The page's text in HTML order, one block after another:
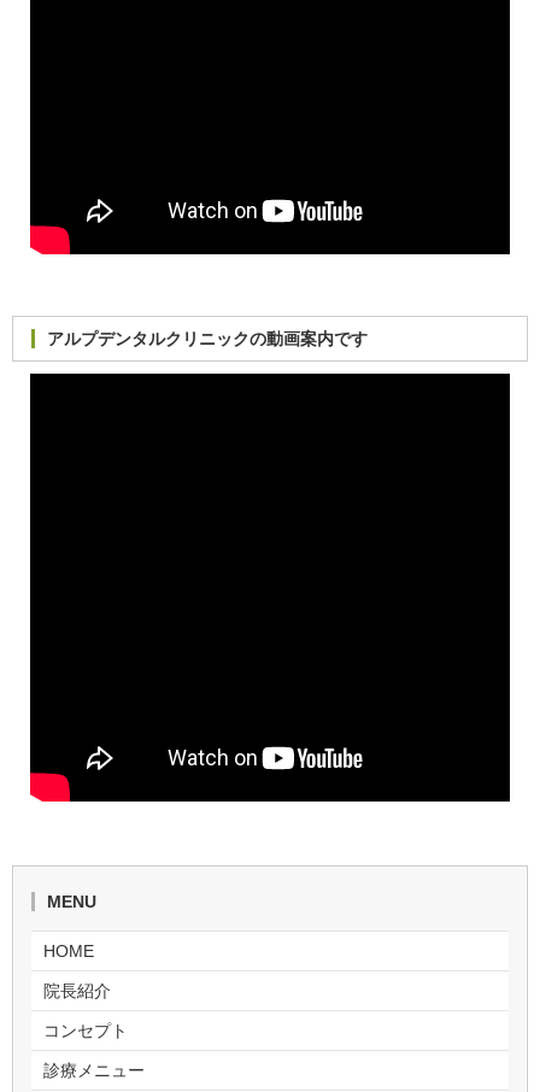
アルプデンタルクリニックの動画案内です
MENU
HOME
院長紹介
コンセプト
診療メニュー